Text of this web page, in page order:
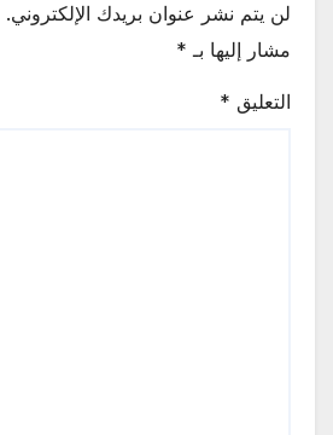
لن يتم نشر عنوان بريدك الإلكتروني.
مشار إليها بـ *
التعليق *